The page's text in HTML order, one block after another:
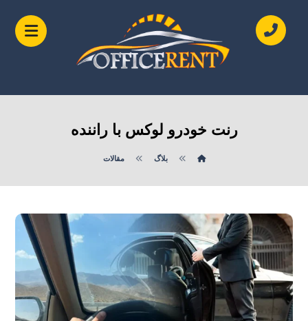
رنت خودرو لوکس با راننده
بلاگ مقالات